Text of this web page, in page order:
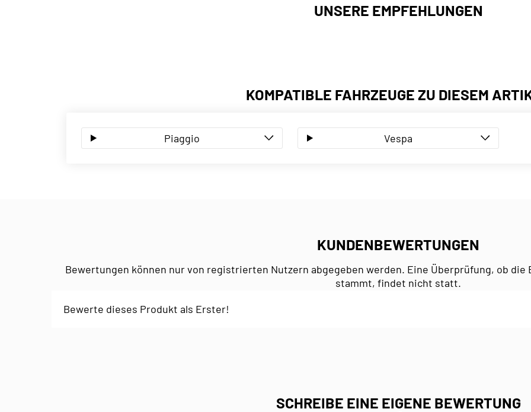
UNSERE EMPFEHLUNGEN
KOMPATIBLE FAHRZEUGE ZU DIESEM
Piaggio Vespa
KUNDENBEWERTUNGEN
Bewertungen können nur von registrierten Nutzern abgegeben werden. Eine Überprüfung, ob
stammt, findet nicht statt.
Bewerte dieses Produkt als Erster!
SCHREIBE EINE EIGENE BEWERTUNG